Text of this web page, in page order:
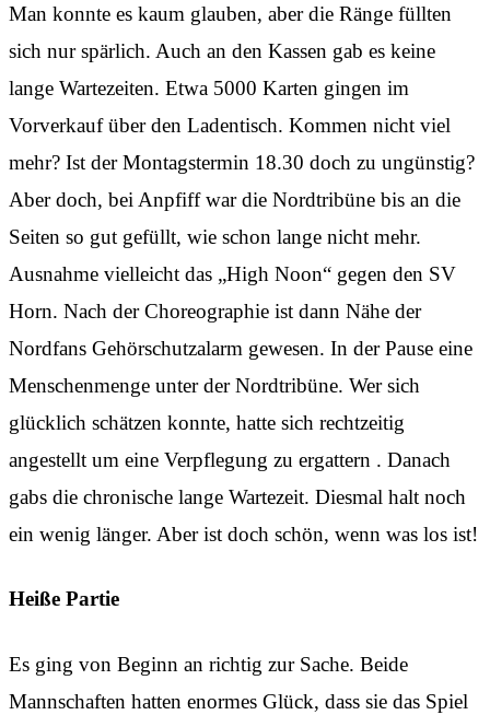
Man konnte es kaum glauben, aber die Ränge füllten
sich nur spärlich. Auch an den Kassen gab es keine
lange Wartezeiten. Etwa 5000 Karten gingen im
Vorverkauf über den Ladentisch. Kommen nicht viel
mehr? Ist der Montagstermin 18.30 doch zu ungünstig?
Aber doch, bei Anpfiff war die Nordtribüne bis an die
Seiten so gut gefüllt, wie schon lange nicht mehr.
Ausnahme vielleicht das „High Noon“ gegen den SV
Horn. Nach der Choreographie ist dann Nähe der
Nordfans Gehörschutzalarm gewesen. In der Pause eine
Menschenmenge unter der Nordtribüne. Wer sich
glücklich schätzen konnte, hatte sich rechtzeitig
angestellt um eine Verpflegung zu ergattern . Danach
gabs die chronische lange Wartezeit. Diesmal halt noch
ein wenig länger. Aber ist doch schön, wenn was los ist!
Heiße Partie
Es ging von Beginn an richtig zur Sache. Beide
Mannschaften hatten enormes Glück, dass sie das Spiel